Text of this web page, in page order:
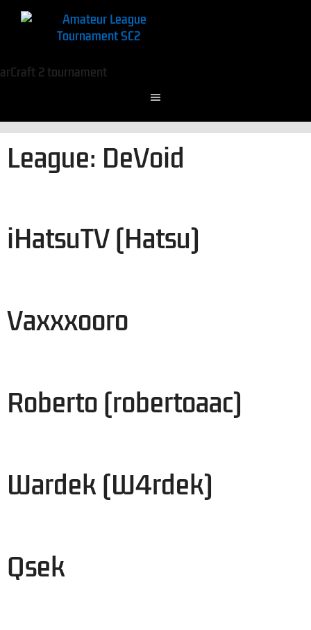
League: DeVoid
iHatsuTV (Hatsu)
Vaxxxooro
Roberto (robertoaac)
Wardek (W4rdek)
Qsek